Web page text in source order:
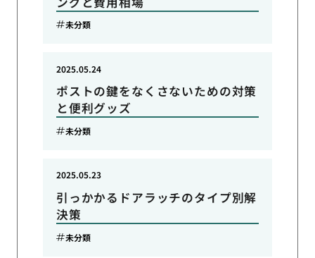
未分類
ポストの鍵をなくさないための対策
と便利グッズ
2025.05.24
未分類
引っかかるドアラッチのタイプ別解
決策
2025.05.23
未分類